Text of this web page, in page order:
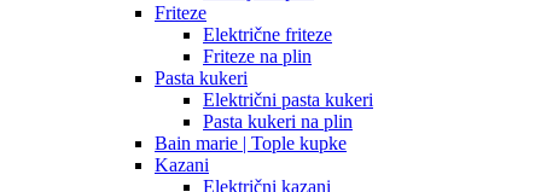
Friteze
Električne friteze
Friteze na plin
Pasta kukeri
Električni pasta kukeri
Pasta kukeri na plin
Bain marie | Tople kupke
Kazani
Električni kazani